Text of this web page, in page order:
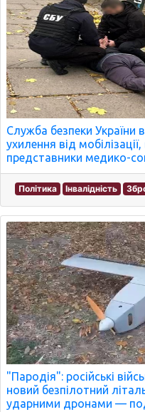
Служба безпеки України
ухилення від
представники медико-
Політика Інвалідність
"Пародія": російські
новий безпілотний
ударними дронами —